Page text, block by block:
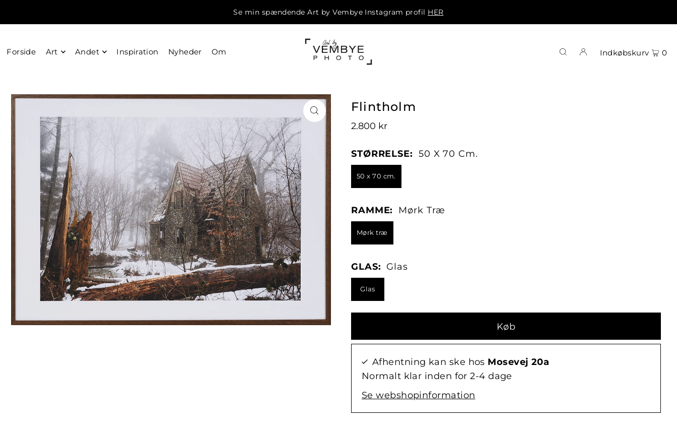
Se min spændende Art by Vembye Instagram profil HER
Forside Art Andet Inspiration Nyheder Om Indkøbskurv 0
Flintholm
2.800 kr
STØRRELSE: 50 X 70 Cm.
50 x 70 cm.
RAMME: Mørk Træ
Mørk træ
GLAS: Glas
Glas
Afhentning kan ske hos Mosevej 20a
Normalt klar inden for 2-4 dage
Se webshopinformation